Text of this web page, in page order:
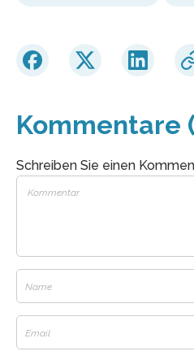
Kommentare
Schreiben Sie einen